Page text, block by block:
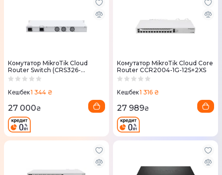
Комутатор MikroTik Cloud
Router Switch (CRS326-
24S+2Q+RM)
Кешбек1 344 ₴
27 000₴
Комутатор MikroTik Cloud Core
Router CCR2004-1G-12S+2XS
Кешбек1 316 ₴
27 989₴